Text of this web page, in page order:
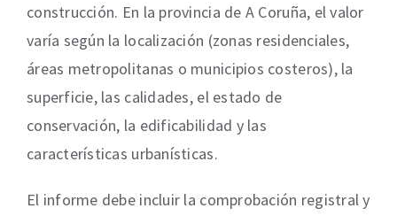
construcción. En la provincia de A Coruña, el valor
varía según la localización (zonas residenciales,
áreas metropolitanas o municipios costeros), la
superficie, las calidades, el estado de
conservación, la edificabilidad y las
características urbanísticas.
El informe debe incluir la comprobación registral y